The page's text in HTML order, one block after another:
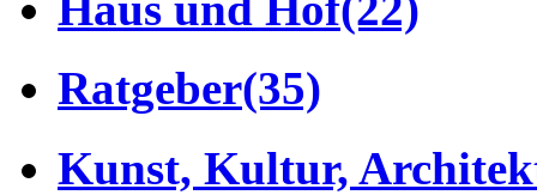
Ratgeber(35)
Kunst, Kultur,